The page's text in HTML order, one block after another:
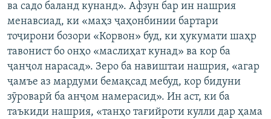
ва садо баланд кунанд». Афзун бар ин нашрия
менавсиад, ки «маҳз ҷаҳонбинии бартари
тоҷирони бозори «Корвон» буд, ки ҳукумати шаҳр
тавонист бо онҳо «маслиҳат кунад» ва кор ба
ҷанҷол нарасад». Зеро ба навиштаи нашрия, «агар
ҷамъе аз мардуми бемақсад мебуд, кор бидуни
зӯроварӣ ба анҷом намерасид». Ин аст, ки ба
таъкиди нашрия, «танҳо тағийроти кулли дар ҳама